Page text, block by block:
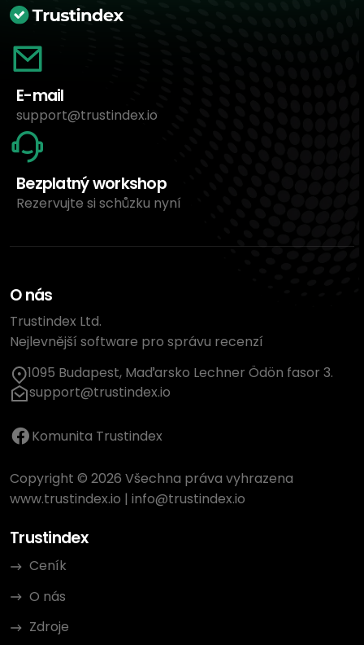
E-mail
support@trustindex.io
Bezplatný workshop
Rezervujte si schůzku nyní
O nás
Trustindex Ltd.
Nejlevnější software pro správu recenzí
1095 Budapest, Maďarsko Lechner Ödön fasor 3.
support@trustindex.io
Komunita Trustindex
Copyright © 2026 Všechna práva vyhrazena
www.trustindex.io | info@trustindex.io
Trustindex
Ceník
O nás
Zdroje